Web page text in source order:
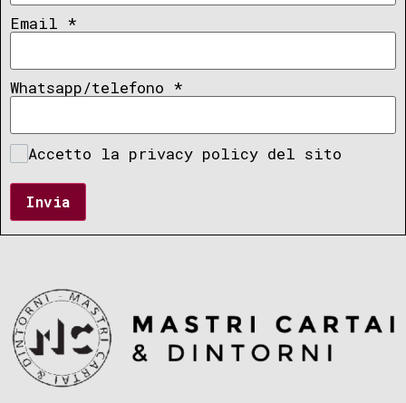
Email *
Whatsapp/telefono *
Accetto la privacy policy del sito
Invia